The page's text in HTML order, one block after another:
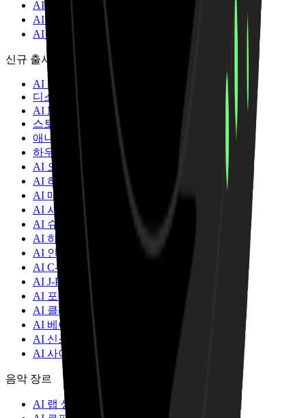
AI 작곡가
AI 노래 커버 생성기
AI 음원 분리
신규 출시
AI Lyrics Studio
디스코 음악 생성기
AI Mashup Maker
스토리 뮤직비디오
애니메이션 & 애니메이션 뮤직 비디오 제작기
하우스 음악 메이커
AI 오디오를 MIDI로
AI 하이퍼팝 음악 생성기
AI 매시업 음악 생성기
AI 시네마틱 음악 생성기
AI 슈게이즈 음악 생성기
AI 하드코어 펑크 음악 생성기
AI 인디 록 음악 생성기
AI C-Pop 음악 생성기
AI J-Pop 음악 생성기
AI 포크 팝 음악 생성기
AI 클래식 록 음악 생성기
AI 베이퍼웨이브 음악 생성기
AI 신스웨이브 음악 생성기
AI 사이키델릭 록 음악 생성기
음악 장르
AI 랩 생성기